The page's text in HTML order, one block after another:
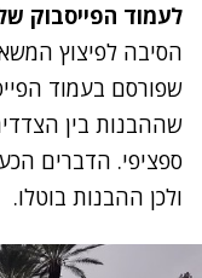
לעמוד הפייסבוק
הסיבה לפיצוץ
שפורסם בעמוד
ספציפי. הדברים
ולכן ההבנות בוטלו.